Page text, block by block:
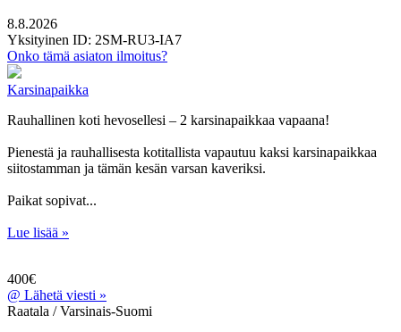
8.8.2026
Yksityinen ID: 2SM-RU3-IA7
Onko tämä asiaton ilmoitus?
Karsinapaikka
Rauhallinen koti hevosellesi – 2 karsinapaikkaa vapaana!
Pienestä ja rauhallisesta kotitallista vapautuu kaksi karsinapaikkaa
siitostamman ja tämän kesän varsan kaveriksi.
Paikat sopivat...
Lue lisää »
400€
@ Lähetä viesti »
Raatala / Varsinais-Suomi